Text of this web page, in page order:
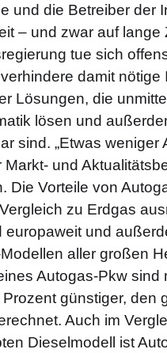
und die Betreiber der
– und zwar auf lange
tue sich
damit nötige
Lösungen, die
lösen und
sind. „Etwas weniger
und
Die Vorteile von
zu Erdgas
europaweit und
aller großen
Autogas-Pkw sind
günstiger, den
Auch im
Dieselmodell ist